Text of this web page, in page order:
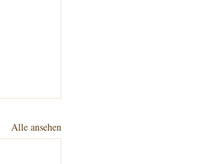
Alle ansehen